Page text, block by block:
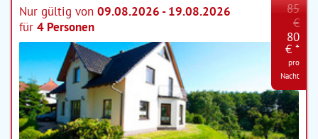
Nur gültig von 09.08.2026 - 19.08.2026
für 4 Personen
85
€
80
€ *
pro
Nacht